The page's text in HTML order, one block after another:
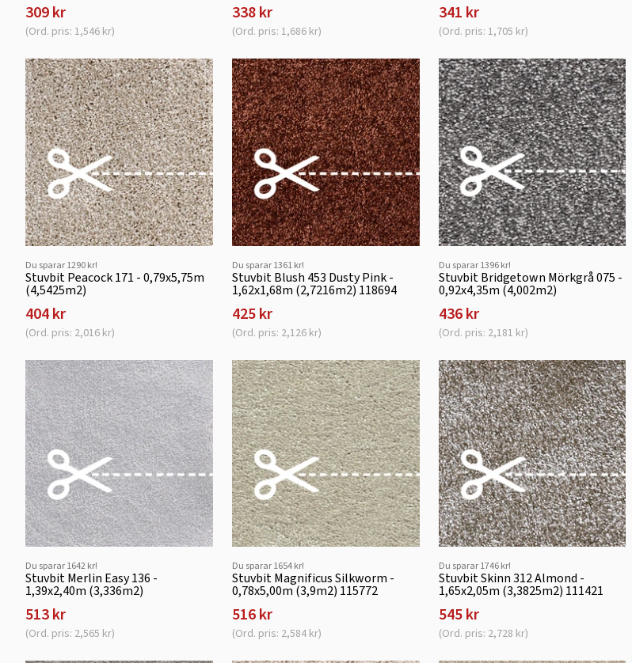
309 kr
(Ord. pris: 1,546 kr)
338 kr
(Ord. pris: 1,686 kr)
341 kr
(Ord. pris: 1,705 kr)
Du sparar 1290 kr!
Stuvbit Peacock 171 - 0,79x5,75m
(4,5425m2)
404 kr
(Ord. pris: 2,016 kr)
Du sparar 1361 kr!
Stuvbit Blush 453 Dusty Pink -
1,62x1,68m (2,7216m2) 118694
425 kr
(Ord. pris: 2,126 kr)
Du sparar 1396 kr!
Stuvbit Bridgetown Mörkgrå 075 -
0,92x4,35m (4,002m2)
436 kr
(Ord. pris: 2,181 kr)
Du sparar 1642 kr!
Stuvbit Merlin Easy 136 -
1,39x2,40m (3,336m2)
513 kr
(Ord. pris: 2,565 kr)
Du sparar 1654 kr!
Stuvbit Magnificus Silkworm -
0,78x5,00m (3,9m2) 115772
516 kr
(Ord. pris: 2,584 kr)
Du sparar 1746 kr!
Stuvbit Skinn 312 Almond -
1,65x2,05m (3,3825m2) 111421
545 kr
(Ord. pris: 2,728 kr)